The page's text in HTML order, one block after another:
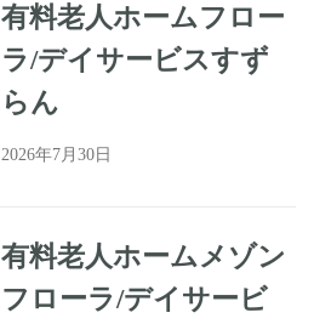
有料老人ホームフロー
ラ/デイサービスすず
らん
2026年7月30日
有料老人ホームメゾン
フローラ/デイサービ